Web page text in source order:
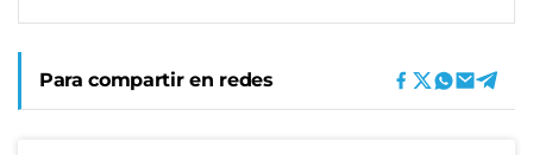
Para compartir en redes